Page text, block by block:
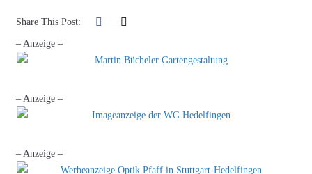
Share This Post:
– Anzeige –
– Anzeige –
– Anzeige –